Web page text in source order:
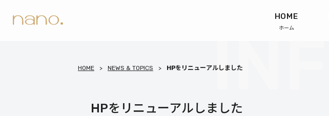
HOME
ホーム
HOME NEWS & TOPICS HPをリニューアルしました
HPをリニューアルしました